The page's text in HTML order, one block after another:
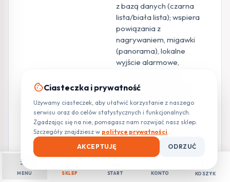
menu
MENU SKLEP START KONTO KOSZYK
z bazą danych (czarna
lista/biała lista); wspiera
powiązania z
nagrywaniem, migawki
(panorama), lokalne
wyjście alarmowe,
alarmowe IPC, kontroler
log, preset, email
Zarządzanie bazą
danych tablic
1. Metoda importu: import
pojedynczej tablicy po
wyeksportowaniu
uzupełnienia informacji o
cookieCiasteczka i prywatność
Używamy ciasteczek, aby ułatwić korzystanie z naszego
serwisu oraz do celów statystycznych i funkcjonalnych.
Zgadzając się na nie, pomagasz nam rozwijać nasz sklep.
Szczegóły znajdziesz w polityce prywatności.
AKCEPTUJĘ
ODRZUĆ